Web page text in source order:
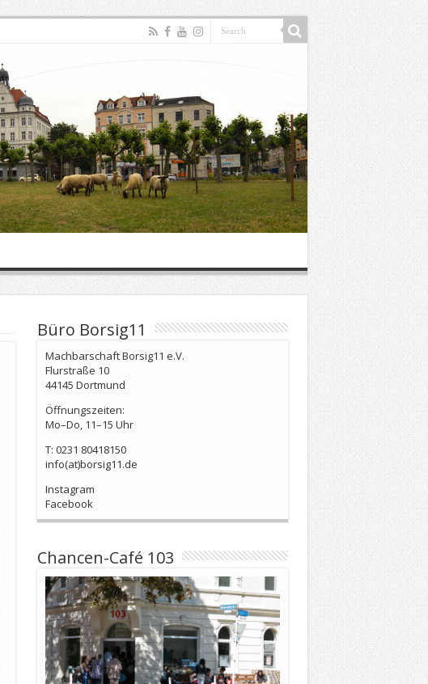
Büro Borsig11
Machbarschaft Borsig11 e.V.
Flurstraße 10
44145 Dortmund
Öffnungszeiten:
Mo–Do, 11–15 Uhr
T: 0231 80418150
info(at)borsig11.de
Instagram
Facebook
Chancen-Café 103